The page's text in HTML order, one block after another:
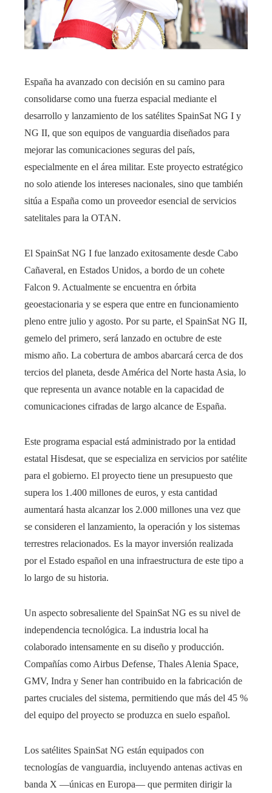
España ha avanzado con decisión en su camino para
consolidarse como una fuerza espacial mediante el
desarrollo y lanzamiento de los satélites SpainSat NG I y
NG II, que son equipos de vanguardia diseñados para
mejorar las comunicaciones seguras del país,
especialmente en el área militar. Este proyecto estratégico
no solo atiende los intereses nacionales, sino que también
sitúa a España como un proveedor esencial de servicios
satelitales para la OTAN.
El SpainSat NG I fue lanzado exitosamente desde Cabo
Cañaveral, en Estados Unidos, a bordo de un cohete
Falcon 9. Actualmente se encuentra en órbita
geoestacionaria y se espera que entre en funcionamiento
pleno entre julio y agosto. Por su parte, el SpainSat NG II,
gemelo del primero, será lanzado en octubre de este
mismo año. La cobertura de ambos abarcará cerca de dos
tercios del planeta, desde América del Norte hasta Asia, lo
que representa un avance notable en la capacidad de
comunicaciones cifradas de largo alcance de España.
Este programa espacial está administrado por la entidad
estatal Hisdesat, que se especializa en servicios por satélite
para el gobierno. El proyecto tiene un presupuesto que
supera los 1.400 millones de euros, y esta cantidad
aumentará hasta alcanzar los 2.000 millones una vez que
se consideren el lanzamiento, la operación y los sistemas
terrestres relacionados. Es la mayor inversión realizada
por el Estado español en una infraestructura de este tipo a
lo largo de su historia.
Un aspecto sobresaliente del SpainSat NG es su nivel de
independencia tecnológica. La industria local ha
colaborado intensamente en su diseño y producción.
Compañías como Airbus Defense, Thales Alenia Space,
GMV, Indra y Sener han contribuido en la fabricación de
partes cruciales del sistema, permitiendo que más del 45 %
del equipo del proyecto se produzca en suelo español.
Los satélites SpainSat NG están equipados con
tecnologías de vanguardia, incluyendo antenas activas en
banda X —únicas en Europa— que permiten dirigir la